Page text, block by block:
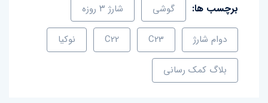
برچسب ها: گوشی شارژ ۳ روزه
دوام شارژ C23
C22 نوکیا
بلاگ کمک رسانی